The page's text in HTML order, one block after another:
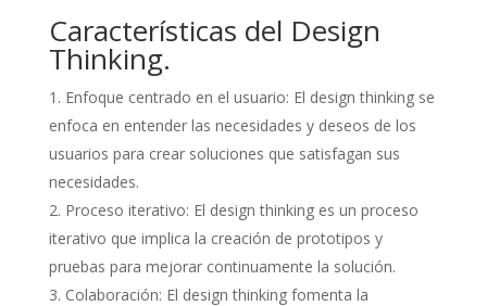
Características del Design
Thinking.
Enfoque centrado en el usuario: El design thinking se
enfoca en entender las necesidades y deseos de los
usuarios para crear soluciones que satisfagan sus
necesidades.
Proceso iterativo: El design thinking es un proceso
iterativo que implica la creación de prototipos y
pruebas para mejorar continuamente la solución.
Colaboración: El design thinking fomenta la